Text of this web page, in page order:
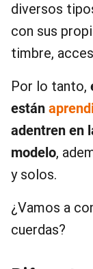
diversos
con sus
timbre,
Por lo tanto,
están
adentren en
modelo,
y solos.
¿Vamos a
cuerdas?